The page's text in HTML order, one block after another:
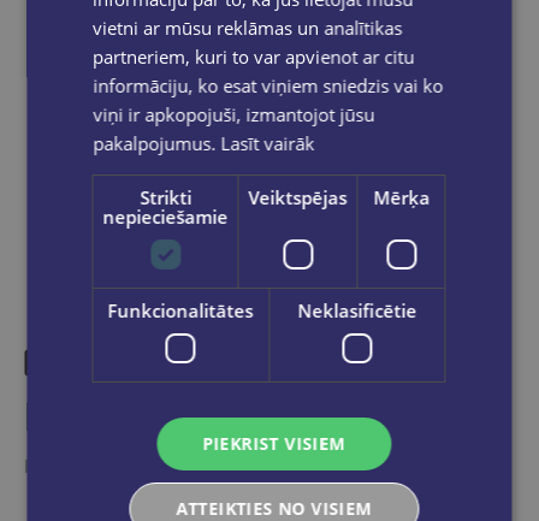
pasūtījums būs gatavs saņemšanai, saņemsi
e-pastu un/ vai SMS.
Dalies sociālajos tīklos:
Līdzīgas preces
Ieskaties, varbūt noder
vietni ar mūsu reklāmas un analītikas
partneriem, kuri to var apvienot ar citu
informāciju, ko esat viņiem sniedzis vai ko
viņi ir apkopojuši, izmantojot jūsu
pakalpojumus. Lasīt vairāk
Strikti
nepieciešamie
Veiktspējas Mērķa
Funkcionalitātes Neklasificētie
PIEKRIST VISIEM
ATTEIKTIES NO VISIEM